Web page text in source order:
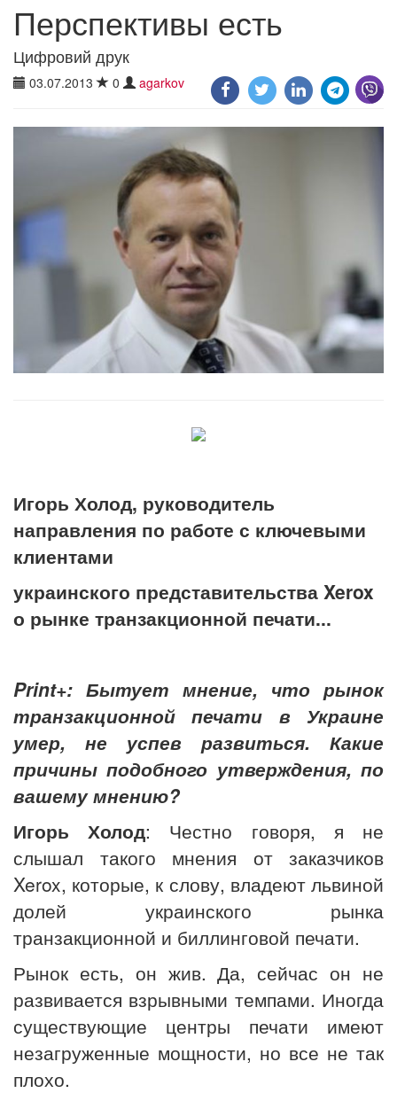
Перспективы есть
Цифровий друк
03.07.2013 0 agarkov
Игорь Холод, руководитель
направления по работе с ключевыми
клиентами
украинского представительства Xerox
о рынке транзакционной печати...
Print+: Бытует мнение, что рынок
транзакционной печати в Украине
умер, не успев развиться. Какие
причины подобного утверждения, по
вашему мнению?
Игорь Холод: Честно говоря, я не
слышал такого мнения от заказчиков
Xerox, которые, к слову, владеют львиной
долей украинского рынка
транзакционной и биллинговой печати.
Рынок есть, он жив. Да, сейчас он не
развивается взрывными темпами. Иногда
существующие центры печати имеют
незагруженные мощности, но все не так
плохо.